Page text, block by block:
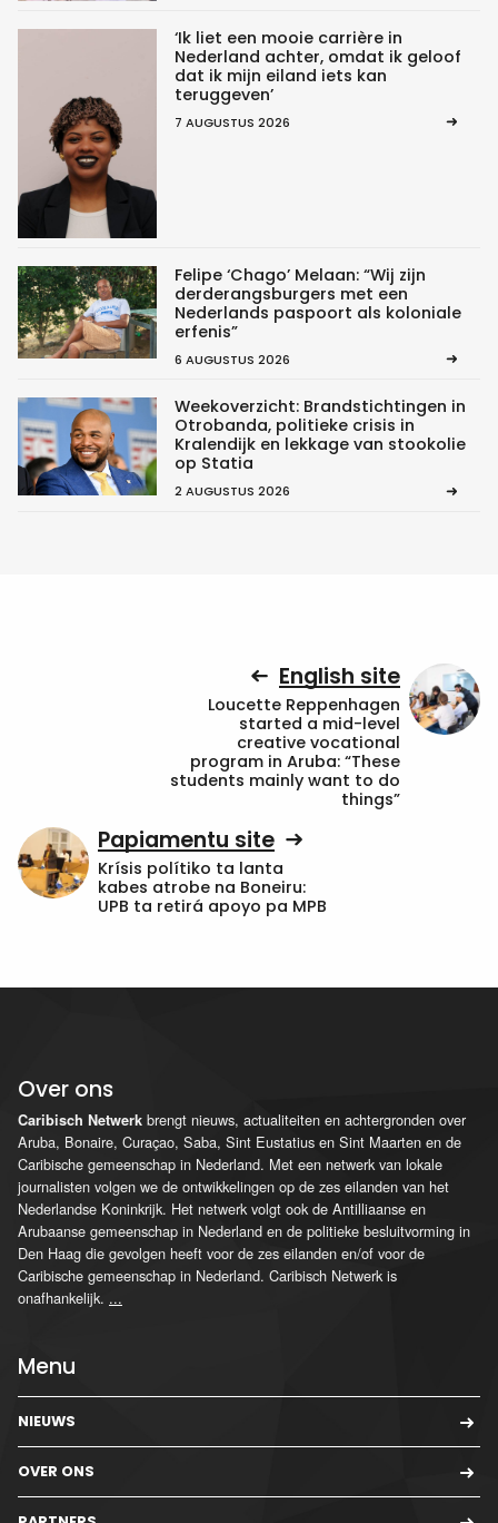
‘Ik liet een mooie carrière in
Nederland achter, omdat ik geloof
dat ik mijn eiland iets kan
teruggeven’
7 AUGUSTUS 2026
Felipe ‘Chago’ Melaan: “Wij zijn
derderangsburgers met een
Nederlands paspoort als koloniale
erfenis”
6 AUGUSTUS 2026
Weekoverzicht: Brandstichtingen in
Otrobanda, politieke crisis in
Kralendijk en lekkage van stookolie
op Statia
2 AUGUSTUS 2026
English site
Loucette Reppenhagen
started a mid-level
creative vocational
program in Aruba: “These
students mainly want to do
things”
Papiamentu site
Krísis polítiko ta lanta
kabes atrobe na Boneiru:
UPB ta retirá apoyo pa MPB
Over ons
Caribisch Netwerk brengt nieuws, actualiteiten en achtergronden over
Aruba, Bonaire, Curaçao, Saba, Sint Eustatius en Sint Maarten en de
Caribische gemeenschap in Nederland. Met een netwerk van lokale
journalisten volgen we de ontwikkelingen op de zes eilanden van het
Nederlandse Koninkrijk. Het netwerk volgt ook de Antilliaanse en
Arubaanse gemeenschap in Nederland en de politieke besluitvorming in
Den Haag die gevolgen heeft voor de zes eilanden en/of voor de
Caribische gemeenschap in Nederland. Caribisch Netwerk is
onafhankelijk. ...
Menu
NIEUWS
OVER ONS